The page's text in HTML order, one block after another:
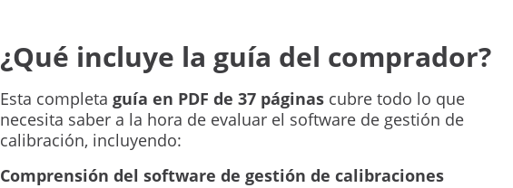
¿Qué incluye la guía del comprador?
Esta completa guía en PDF de 37 páginas cubre todo lo que
necesita saber a la hora de evaluar el software de gestión de
calibración, incluyendo:
Comprensión del software de gestión de calibraciones